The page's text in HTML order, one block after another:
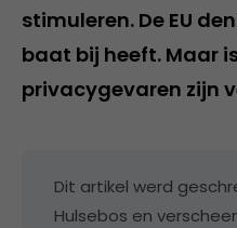
stimuleren. De EU
baat bij heeft. Maar
privacygevaren zijn
Dit artikel werd
Hulsebos en